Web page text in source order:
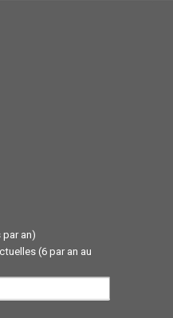
an)
(6 par an au